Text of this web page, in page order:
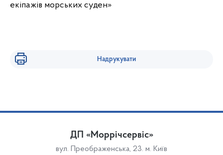
екіпажів морських суден»
Надрукувати
ДП «Моррічсервіс»
вул. Преображенська, 23. м. Київ